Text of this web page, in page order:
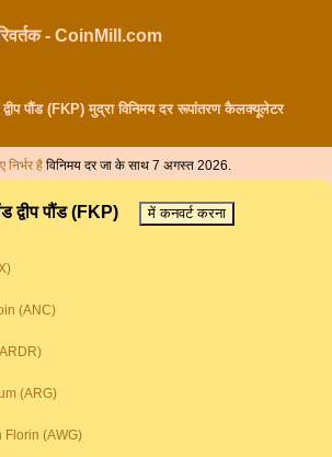
- CoinMill.com
पौंड (FKP) मुद्रा विनिमय दर रूपांतरण कैलक्यूलेटर
है विनिमय दर जा के साथ 7 अगस्त 2026.
द्वीप पौंड (FKP)
(ANC)
(ARG)
Florin (AWG)